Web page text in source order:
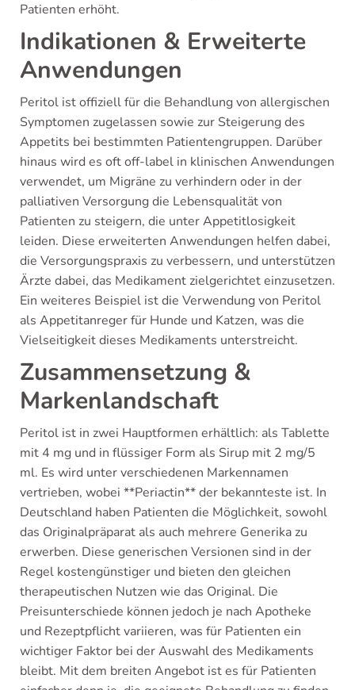
Patienten erhöht.
Indikationen & Erweiterte
Anwendungen
Peritol ist offiziell für die Behandlung von allergischen
Symptomen zugelassen sowie zur Steigerung des
Appetits bei bestimmten Patientengruppen. Darüber
hinaus wird es oft off-label in klinischen Anwendungen
verwendet, um Migräne zu verhindern oder in der
palliativen Versorgung die Lebensqualität von
Patienten zu steigern, die unter Appetitlosigkeit
leiden. Diese erweiterten Anwendungen helfen dabei,
die Versorgungspraxis zu verbessern, und unterstützen
Ärzte dabei, das Medikament zielgerichtet einzusetzen.
Ein weiteres Beispiel ist die Verwendung von Peritol
als Appetitanreger für Hunde und Katzen, was die
Vielseitigkeit dieses Medikaments unterstreicht.
Zusammensetzung &
Markenlandschaft
Peritol ist in zwei Hauptformen erhältlich: als Tablette
mit 4 mg und in flüssiger Form als Sirup mit 2 mg/5
ml. Es wird unter verschiedenen Markennamen
vertrieben, wobei **Periactin** der bekannteste ist. In
Deutschland haben Patienten die Möglichkeit, sowohl
das Originalpräparat als auch mehrere Generika zu
erwerben. Diese generischen Versionen sind in der
Regel kostengünstiger und bieten den gleichen
therapeutischen Nutzen wie das Original. Die
Preisunterschiede können jedoch je nach Apotheke
und Rezeptpflicht variieren, was für Patienten ein
wichtiger Faktor bei der Auswahl des Medikaments
bleibt. Mit dem breiten Angebot ist es für Patienten